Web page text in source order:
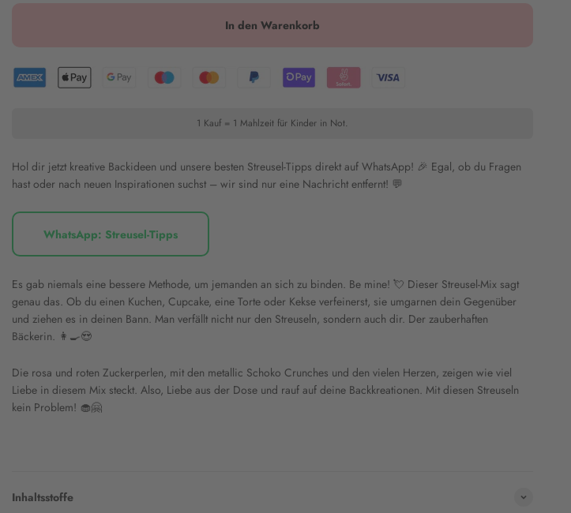
In den Warenkorb
1 Kauf = 1 Mahlzeit für Kinder in Not.
Hol dir jetzt kreative Backideen und unsere besten Streusel-Tipps direkt auf WhatsApp! 🎉 Egal, ob du Fragen
hast oder nach neuen Inspirationen suchst – wir sind nur eine Nachricht entfernt! 💬
WhatsApp: Streusel-Tipps
Es gab niemals eine bessere Methode, um jemanden an sich zu binden. Be mine! 💘 Dieser Streusel-Mix sagt
genau das. Ob du einen Kuchen, Cupcake, eine Torte oder Kekse verfeinerst, sie umgarnen dein Gegenüber
und ziehen es in deinen Bann. Man verfällt nicht nur den Streuseln, sondern auch dir. Der zauberhaften
Bäckerin. 👩‍🍳😍
Die rosa und roten Zuckerperlen, mit den metallic Schoko Crunches und den vielen Herzen, zeigen wie viel
Liebe in diesem Mix steckt. Also, Liebe aus der Dose und rauf auf deine Backkreationen. Mit diesen Streuseln
kein Problem! 🧁🤗
Inhaltsstoffe